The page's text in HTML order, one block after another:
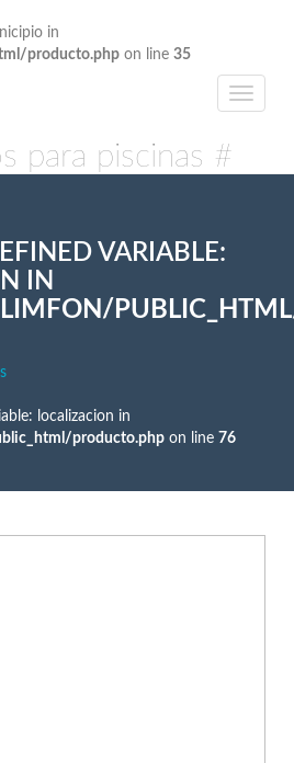
in
producto.php on line 35
VARIABLE:
IN
localizacion in
producto.php on line 76